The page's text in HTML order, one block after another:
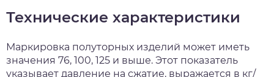
Технические характеристики
Маркировка полуторных изделий может иметь
значения 76, 100, 125 и выше. Этот показатель
указывает давление на сжатие, выражается в кг/